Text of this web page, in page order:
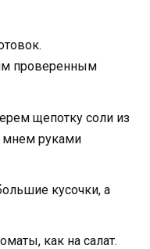
проверенным
щепотку соли из
мнем руками
кусочки, а
как на салат.